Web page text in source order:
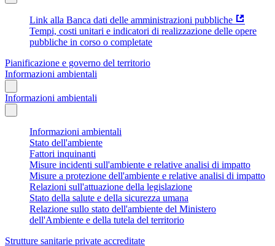
Link alla Banca dati delle amministrazioni pubbliche
Tempi, costi unitari e indicatori di realizzazione delle opere
pubbliche in corso o completate
Pianificazione e governo del territorio
Informazioni ambientali
Informazioni ambientali
Informazioni ambientali
Stato dell'ambiente
Fattori inquinanti
Misure incidenti sull'ambiente e relative analisi di impatto
Misure a protezione dell'ambiente e relative analisi di impatto
Relazioni sull'attuazione della legislazione
Stato della salute e della sicurezza umana
Relazione sullo stato dell'ambiente del Ministero
dell'Ambiente e della tutela del territorio
Strutture sanitarie private accreditate